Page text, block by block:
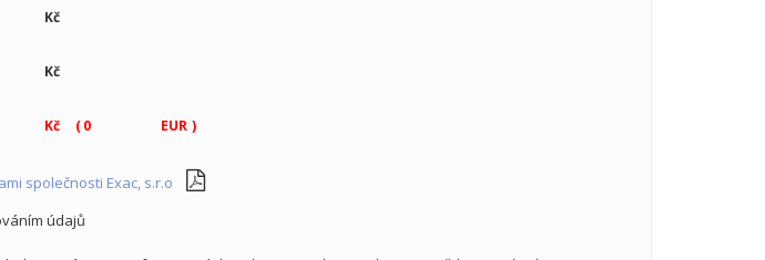
( )
společnosti Exac, s.r.o
údajů